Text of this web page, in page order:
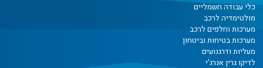
כלי עבודה חשמליים
מולטימדיה לרכב
מערכות וחלפים לרכב
מערכות בטיחות וביטחון
מעליות ודרגנועים
לדיקו גרין אנרג'י